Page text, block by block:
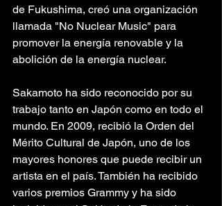
de Fukushima, creó una organización
llamada "No Nuclear Music" para
promover la energía renovable y la
abolición de la energía nuclear.
Sakamoto ha sido reconocido por su
trabajo tanto en Japón como en todo el
mundo. En 2009, recibió la Orden del
Mérito Cultural de Japón, uno de los
mayores honores que puede recibir un
artista en el país. También ha recibido
varios premios Grammy y ha sido